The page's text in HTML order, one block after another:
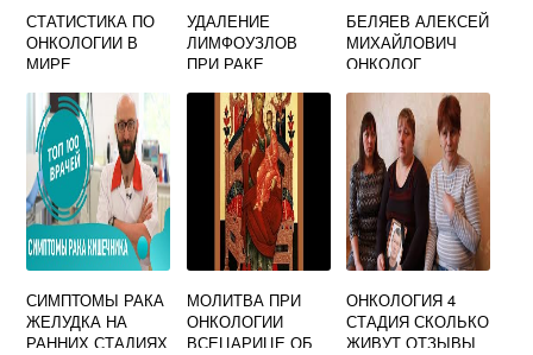
СТАТИСТИКА ПО
ОНКОЛОГИИ В
МИРЕ
УДАЛЕНИЕ
ЛИМФОУЗЛОВ
ПРИ РАКЕ
БЕЛЯЕВ АЛЕКСЕЙ
МИХАЙЛОВИЧ
ОНКОЛОГ
СИМПТОМЫ РАКА
ЖЕЛУДКА НА
РАННИХ СТАДИЯХ
МОЛИТВА ПРИ
ОНКОЛОГИИ
ВСЕЦАРИЦЕ ОБ
ОНКОЛОГИЯ 4
СТАДИЯ СКОЛЬКО
ЖИВУТ ОТЗЫВЫ